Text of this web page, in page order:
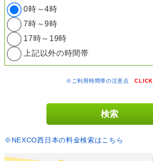
0時～4時
7時～9時
17時～19時
上記以外の時間帯
※ご利用時間帯の注意点CLICK
※NEXCO西日本の料金検索はこちら